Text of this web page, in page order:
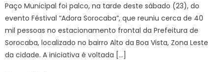
Paço Municipal foi palco, na tarde deste sábado (23), do
evento Féstival “Adora Sorocaba”, que reuniu cerca de 40
mil pessoas no estacionamento frontal da Prefeitura de
Sorocaba, localizado no bairro Alto da Boa Vista, Zona Leste
da cidade. A iniciativa é voltada […]